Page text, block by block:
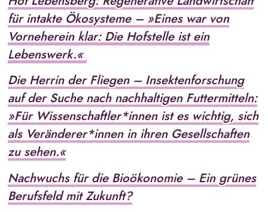
für intakte Ökosysteme – »Eines war von
Vorneherein klar: Die Hofstelle ist ein
Lebenswerk.«
Die Herrin der Fliegen – Insektenforschung
auf der Suche nach nachhaltigen Futtermitteln:
»Für Wissenschaftler*innen ist es wichtig, sich
als Veränderer*innen in ihren Gesellschaften
zu sehen.«
Nachwuchs für die Bioökonomie – Ein grünes
Berufsfeld mit Zukunft?